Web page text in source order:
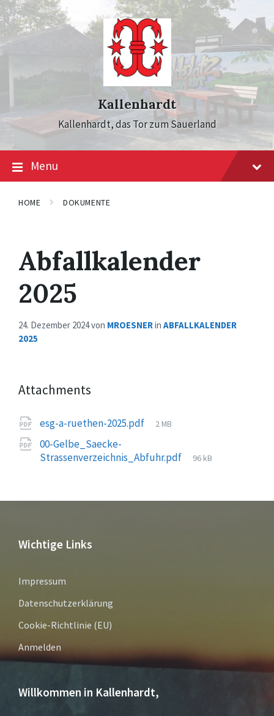
Skip
to
content
Skip
to
main
navigation
Skip
to
footer
Kallenhardt
Kallenhardt, das Tor zum Sauerland
Menu
HOME DOKUMENTE
Abfallkalender
2025
24. Dezember 2024von MROESNERin ABFALLKALENDER
2025
Attachments
esg-a-ruethen-2025.pdf
File
2 MB
00-Gelbe_Saecke-
Strassenverzeichnis_Abfuhr.pdf
File
96 kB
Wichtige Links
Impressum
Datenschutzerklärung
Cookie-Richtlinie (EU)
Anmelden
Willkommen in Kallenhardt,